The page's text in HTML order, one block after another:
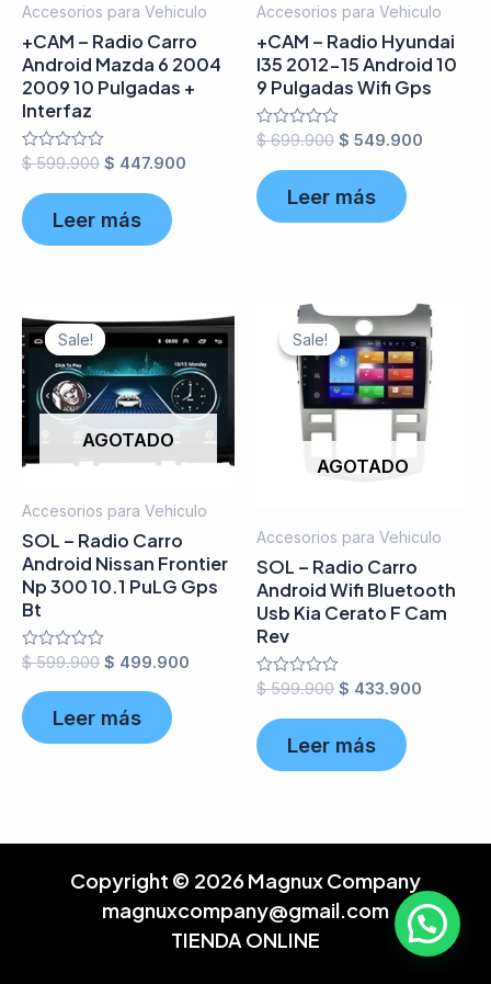
Accesorios para Vehiculo
+CAM – Radio Carro
Android Mazda 6 2004
2009 10 Pulgadas +
Interfaz
Valorado
de
5
$599.900 $ 447.900
Leer más
Accesorios para Vehiculo
+CAM – Radio Hyundai
I35 2012-15 Android 10
9 Pulgadas Wifi Gps
Valorado
de
5
$699.900 $ 549.900
Leer más
Sale!
AGOTADO
Sale!
Accesorios para Vehiculo
SOL – Radio Carro
Android Nissan Frontier
Np 300 10.1 PuLG Gps
Bt
Valorado
en
de
5
$599.900 $ 499.900
Leer más
Sale!
AGOTADO
Sale!
Accesorios para Vehiculo
SOL – Radio Carro
Android Wifi Bluetooth
Usb Kia Cerato F Cam
Rev
Valorado
de
5
$599.900 $ 433.900
Leer más
Copyright © 2026 Magnux Company
magnuxcompany@gmail.com
TIENDA ONLINE